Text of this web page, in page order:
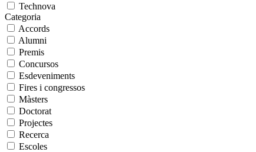
Technova
Categoria
Accords
Alumni
Premis
Concursos
Esdeveniments
Fires i congressos
Màsters
Doctorat
Projectes
Recerca
Escoles